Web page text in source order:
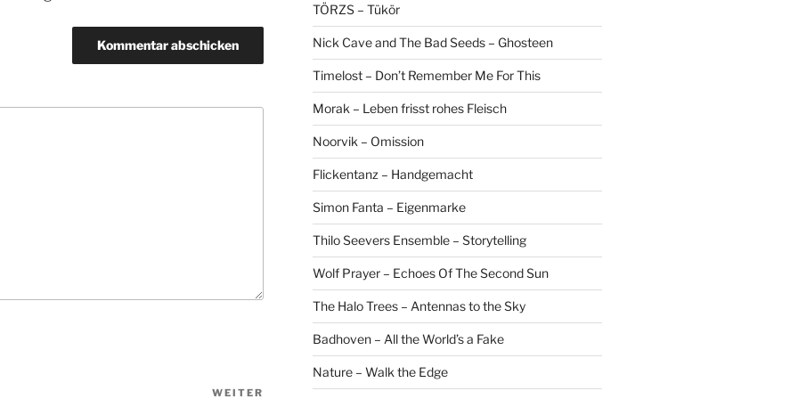
WEITER
TÖRZS – Tükör
Nick Cave and The Bad Seeds – Ghosteen
Timelost – Don’t Remember Me For This
Morak – Leben frisst rohes Fleisch
Noorvik – Omission
Flickentanz – Handgemacht
Simon Fanta – Eigenmarke
Thilo Seevers Ensemble – Storytelling
Wolf Prayer – Echoes Of The Second Sun
The Halo Trees – Antennas to the Sky
Badhoven – All the World’s a Fake
Nature – Walk the Edge